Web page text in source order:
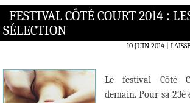
FESTIVAL CÔTÉ COURT 2014 :
SÉLECTION
10 JUIN 2014
Le festival Côté
demain. Pour sa 23è